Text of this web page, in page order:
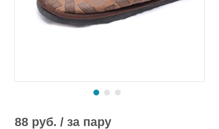
88 руб. / за пару
Сапоги ПВХ/ЭВА
Сапоги ПВХ
Пляжная обувь